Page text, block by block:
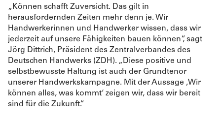
„Können schafft Zuversicht. Das gilt in
herausfordernden Zeiten mehr denn je. Wir
Handwerkerinnen und Handwerker wissen, dass wir
jederzeit auf unsere Fähigkeiten bauen können“, sagt
Jörg Dittrich, Präsident des Zentralverbandes des
Deutschen Handwerks (ZDH). „Diese positive und
selbstbewusste Haltung ist auch der Grundtenor
unserer Handwerkskampagne. Mit der Aussage ‚Wir
können alles, was kommt‘ zeigen wir, dass wir bereit
sind für die Zukunft.“